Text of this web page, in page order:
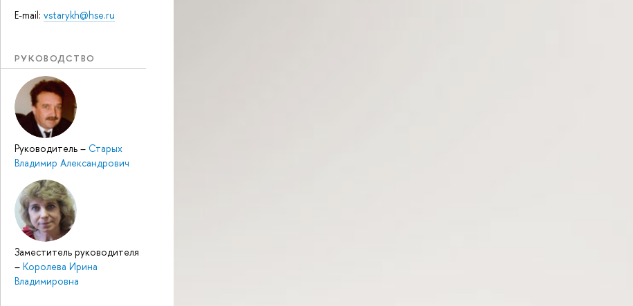
E-mail: vstarykh@hse.ru
РУКОВОДСТВО
Руководитель – Старых
Владимир Александрович
Заместитель руководителя
– Королева Ирина
Владимировна